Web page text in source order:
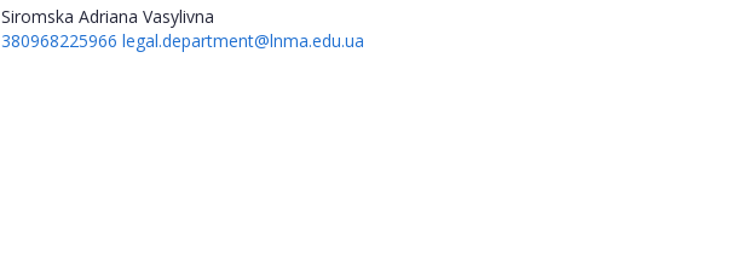
Siromska Adriana Vasylivna
380968225966 legal.department@lnma.edu.ua